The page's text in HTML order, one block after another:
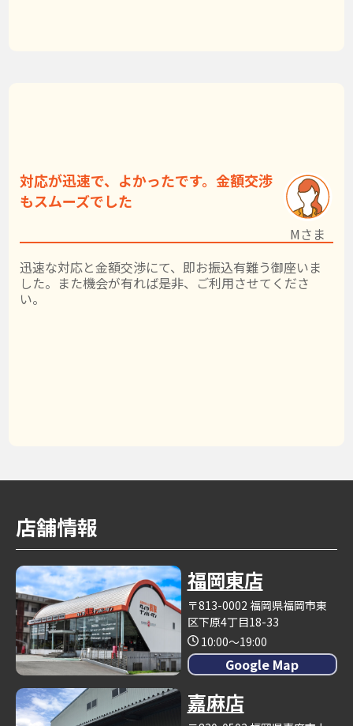
対応が迅速で、よかったです。金額交渉
もスムーズでした
迅速な対応と金額交渉にて、即お振込有難う御座いま
した。また機会が有れば是非、ご利用させてくださ
い。
Mさま
店舗情報
福岡東店
〒813-0002 福岡県福岡市東
区下原4丁目18-33
10:00～19:00
Google Map
嘉麻店